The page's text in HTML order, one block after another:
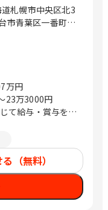
道札幌市中央区北3
市青葉区一番町4-
上木崎1-14-6
田生命さいたま
区日本橋浜町3-
ー 東京都中央区
KDX浜町中ノ橋ビ
東京都中央区日
ーレ日本橋浜町
1-5-13 オリッ
府大阪市中央区
北浜01 福岡県福
CTI福岡ビル
万円
23万3000円
て給与・賞与を決
（無料）